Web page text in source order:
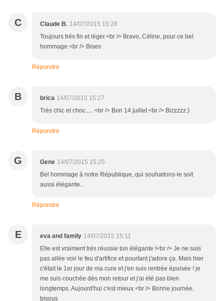
C Claude B. 14/07/2015 15:28
Toujours trés fin et léger.<br /> Bravo, Céline, pour ce bel
hommage.<br /> Bises
Répondre
B brica 14/07/2015 15:27
Très chic et choc..... <br /> Bon 14 juillet.<br /> Bizzzzz.)
Répondre
G Gene 14/07/2015 15:25
Bel hommage à notre République, qui souhaitons-le soit
aussi élégante...
Répondre
E eva and family 14/07/2015 15:11
Elle est vraiment très réussie ton élégante !<br /> Je ne suis
pas allée voir le feu d'artifice et pourtant j'adore ça. Mais hier
c'était le 1er jour de ma cure et j'en suis rentrée épuisée ! je
me suis couchée dès mon retour et j'ai été pas bien
longtemps. Aujourd'hui c'est mieux.<br /> Bonne journée,
bisous